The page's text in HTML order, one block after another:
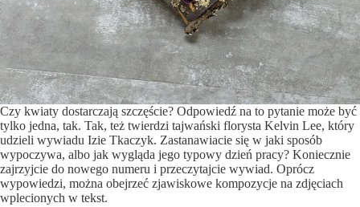
Czy kwiaty dostarczają szczęście? Odpowiedź na to pytanie może być
tylko jedna, tak. Tak, też twierdzi tajwański florysta Kelvin Lee, który
udzieli wywiadu Izie Tkaczyk. Zastanawiacie się w jaki sposób
wypoczywa, albo jak wygląda jego typowy dzień pracy? Koniecznie
zajrzyjcie do nowego numeru i przeczytajcie wywiad. Oprócz
wypowiedzi, można obejrzeć zjawiskowe kompozycje na zdjęciach
wplecionych w tekst.